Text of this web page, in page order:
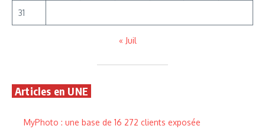
31
« Juil
Articles en UNE
MyPhoto : une base de 16 272 clients exposée